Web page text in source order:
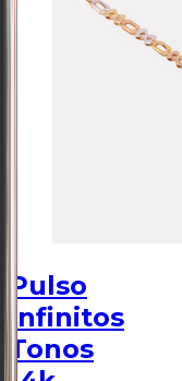
Pulso
Infinitos
Tonos